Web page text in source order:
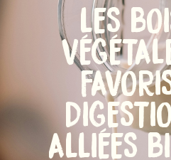
LES
ALLIÉES